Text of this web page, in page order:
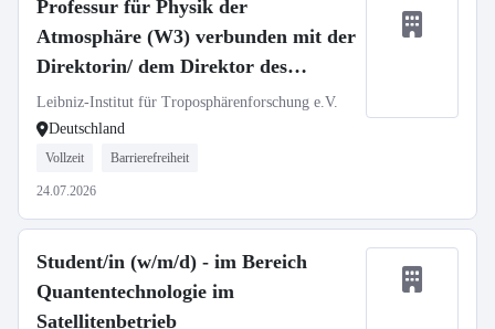
Professur für Physik der
Atmosphäre (W3) verbunden mit der
Direktorin/ dem Direktor des
TROPOS
Leibniz-Institut für Troposphärenforschung e.V.
Deutschland
Vollzeit Barrierefreiheit
24.07.2026
Student/in (w/m/d) - im Bereich
Quantentechnologie im
Satellitenbetrieb